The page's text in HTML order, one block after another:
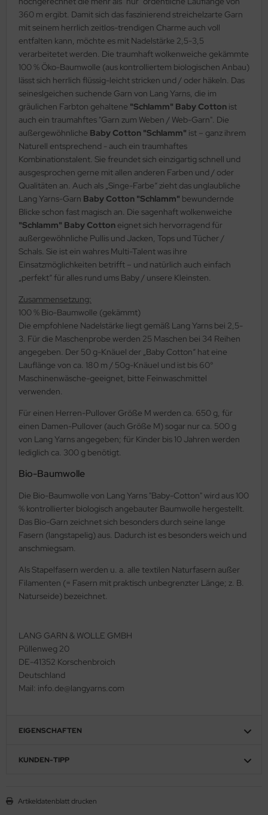
360 m ergibt. Damit sich das faszinierend streichelzarte Garn
mit seinem herrlich zeitlos-trendigen Charme auch voll
entfalten kann, möchte es mit Nadelstärke 2,5-3,5
verarbeitetet werden. Die traumhaft wolkenweiche gekämmte
100 % Öko-Baumwolle (aus kontrolliertem biologischen Anbau)
lässt sich herrlich flüssig-leicht stricken und / oder häkeln. Das
seineslgeichen suchende Garn von Lang Yarns, die im
gräulichen Farbton gehaltene "Schlamm" Baby Cotton ist
auch ein traumahftes "Garn zum Weben / Web-Garn". Die
außergewöhnliche Baby Cotton "Schlamm" ist – ganz ihrem
Naturell entsprechend - auch ein traumhaftes
Kombinationstalent. Sie freundet sich einzigartig schnell und
ausgesprochen gerne mit allen anderen Farben und / oder
Qualitäten an. Auch als „Singe-Farbe“ zieht das unglaubliche
Lang Yarns-Garn Baby Cotton "Schlamm" bewundernde
Blicke schon fast magisch an. Die sagenhaft wolkenweiche
"Schlamm" Baby Cotton eignet sich hervorragend für
außergewöhnliche Pullis und Jacken, Tops und Tücher /
Schals. Sie ist ein wahres Multi-Talent was ihre
Einsatzmöglichkeiten betrifft – und natürlich auch einfach
„perfekt“ für alles rund ums Baby / unsere Kleinsten.
Zusammensetzung:
100 % Bio-Baumwolle (gekämmt)
Die empfohlene Nadelstärke liegt gemäß Lang Yarns bei 2,5-
3. Für die Maschenprobe werden 25 Maschen bei 34 Reihen
angegeben. Der 50 g-Knäuel der „Baby Cotton“ hat eine
Lauflänge von ca. 180 m / 50g-Knäuel und ist bis 60°
Maschinenwäsche-geeignet, bitte Feinwaschmittel
verwenden.
Für einen Herren-Pullover Größe M werden ca. 650 g, für
einen Damen-Pullover (auch Größe M) sogar nur ca. 500 g
von Lang Yarns angegeben; für Kinder bis 10 Jahren werden
lediglich ca. 300 g benötigt.
Bio-Baumwolle
Die Bio-Baumwolle von Lang Yarns "Baby-Cotton" wird aus 100
% kontrollierter biologisch angebauter Baumwolle hergestellt.
Das Bio-Garn zeichnet sich besonders durch seine lange
Fasern (langstapelig) aus. Dadurch ist es besonders weich und
anschmiegsam.
Als Stapelfasern werden u. a. alle textilen Naturfasern außer
Filamenten (= Fasern mit praktisch unbegrenzter Länge; z. B.
Naturseide) bezeichnet.
LANG GARN & WOLLE GMBH
Püllenweg 20
DE-41352 Korschenbroich
Deutschland
Mail: info.de@langyarns.com
EIGENSCHAFTEN
KUNDEN-TIPP
Artikeldatenblatt drucken